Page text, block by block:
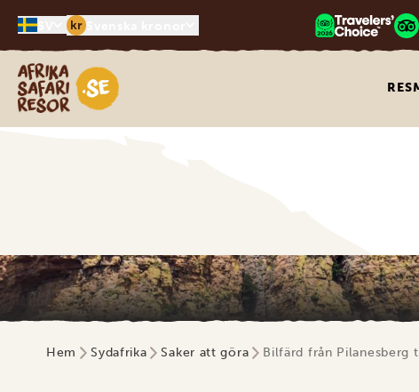
kr
Safari-resor i Afrika
Hem Sydafrika Saker att göra Bilfärd från Pilanesberg